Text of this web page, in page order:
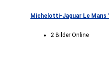
Michelotti-Jaguar Le Mans
2 Bilder Online